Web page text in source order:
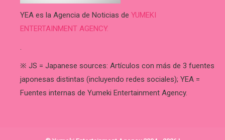
YEA es la Agencia de Noticias de YUMEKI
ENTERTAINMENT AGENCY.
.
※ JS = Japanese sources: Artículos con más de 3 fuentes
japonesas distintas (incluyendo redes sociales); YEA =
Fuentes internas de Yumeki Entertainment Agency.